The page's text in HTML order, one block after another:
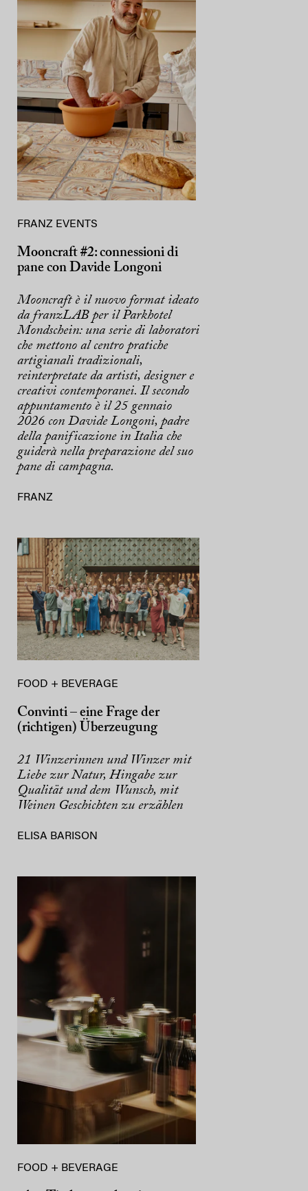
FRANZ EVENTS
Mooncraft #2: connessioni di
pane con Davide Longoni
Mooncraft è il nuovo format ideato
da franzLAB per il Parkhotel
Mondschein: una serie di laboratori
che mettono al centro pratiche
artigianali tradizionali,
reinterpretate da artisti, designer e
creativi contemporanei. Il secondo
appuntamento è il 25 gennaio
2026 con Davide Longoni, padre
della panificazione in Italia che
guiderà nella preparazione del suo
pane di campagna.
FRANZ
FOOD + BEVERAGE
Convinti – eine Frage der
(richtigen) Überzeugung
21 Winzerinnen und Winzer mit
Liebe zur Natur, Hingabe zur
Qualität und dem Wunsch, mit
Weinen Geschichten zu erzählen
ELISA BARISON
FOOD + BEVERAGE